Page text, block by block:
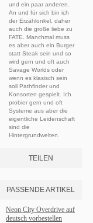
und ein paar anderen.
An und für sich bin ich
der Erzählonkel, daher
auch die große liebe zu
FATE. Manchmal muss
es aber auch ein Burger
statt Steak sein und so
wird gern und oft auch
Savage Worlds oder
wenn es klasisch sein
soll Pathfinder und
Konsorten gespielt. Ich
probier gern und oft
Systeme aus aber die
eigentliche Leidenschaft
sind die
Hintergrundwelten.
TEILEN
PASSENDE ARTIKEL
Neon City Overdrive auf
deutsch vorbestellen